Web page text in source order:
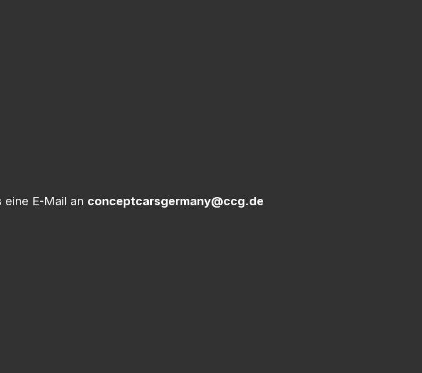
eine E-Mail an conceptcarsgermany@ccg.de